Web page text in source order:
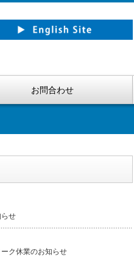
お問合わせ
せ
ク休業のお知らせ